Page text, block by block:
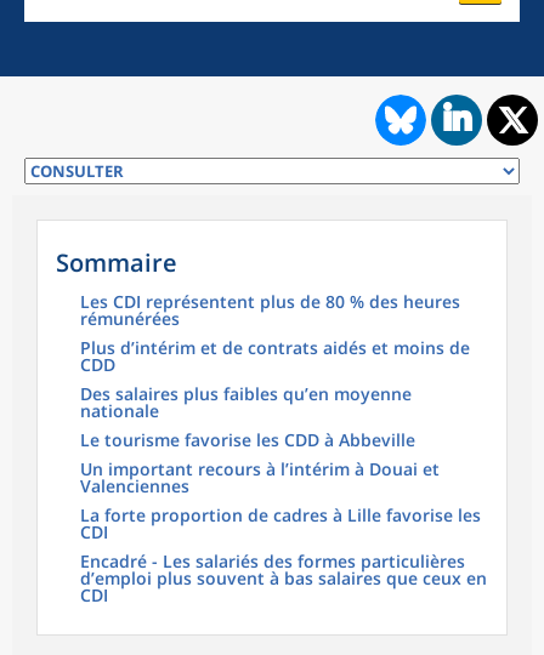
Sommaire
Les CDI représentent plus de 80 % des heures
rémunérées
Plus d’intérim et de contrats aidés et moins de
CDD
Des salaires plus faibles qu’en moyenne
nationale
Le tourisme favorise les CDD à Abbeville
Un important recours à l’intérim à Douai et
Valenciennes
La forte proportion de cadres à Lille favorise les
CDI
Encadré - Les salariés des formes particulières
d’emploi plus souvent à bas salaires que ceux en
CDI